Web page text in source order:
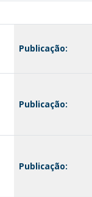
Publicação:
Publicação:
Publicação: